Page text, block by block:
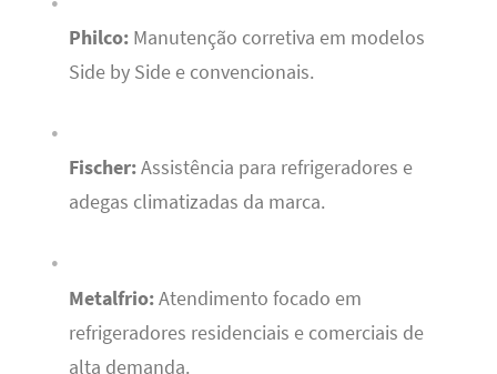
Philco:Manutenção corretiva em modelos
Side by Side e convencionais.
Fischer:Assistência para refrigeradores e
adegas climatizadas da marca.
Metalfrio:Atendimento focado em
refrigeradores residenciais e comerciais de
alta demanda.